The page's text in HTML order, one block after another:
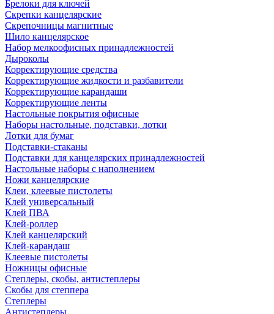
Брелоки для ключей
Скрепки канцелярские
Скрепочницы магнитные
Шило канцелярское
Набор мелкоофисных принадлежностей
Дыроколы
Корректирующие средства
Корректирующие жидкости и разбавители
Корректирующие карандаши
Корректирующие ленты
Настольные покрытия офисные
Наборы настольные, подставки, лотки
Лотки для бумаг
Подставки-стаканы
Подставки для канцелярских принадлежностей
Настольные наборы с наполнением
Ножи канцелярские
Клеи, клеевые пистолеты
Клей универсальный
Клей ПВА
Клей-роллер
Клей канцелярский
Клей-карандаш
Клеевые пистолеты
Ножницы офисные
Степлеры, скобы, антистеплеры
Скобы для степпера
Степлеры
Антистеплеры